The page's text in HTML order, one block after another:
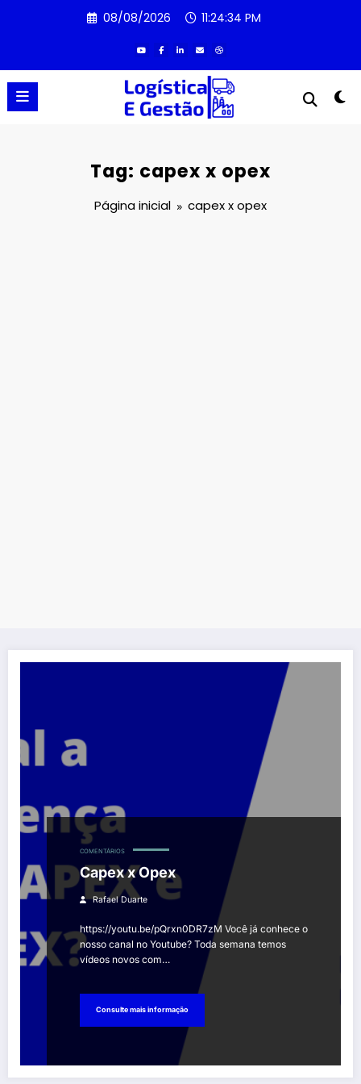
08/08/2026 11:24:34 PM
Tag: capex x opex
Página inicial capex x opex
COMENTÁRIOS
Capex x Opex
Rafael Duarte
https://youtu.be/pQrxn0DR7zM Você já conhece o
nosso canal no Youtube? Toda semana temos
vídeos novos com…
Consulte mais informação